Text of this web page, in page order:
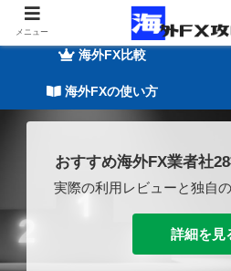
海外FXの基礎知識
海外FX比較
海外FXの使い方
おすすめ海外FX業者社
実際の利用レビューと独自
詳細を見
メニュー